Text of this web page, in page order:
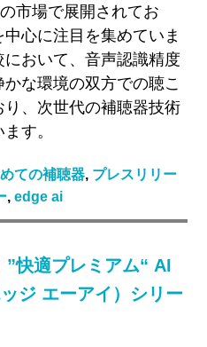
市場で展開されてお
心に注目を集めていま
おいて、音声認識精度
な環境の双方での聴こ
、次世代の補聴器技術
す。
ての補聴器, プレスリリー
, edge ai
”快適プレミアム“ AI
ジ エーアイ）シリー